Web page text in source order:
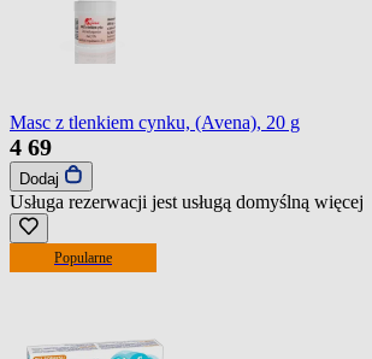
Masc z tlenkiem cynku, (Avena), 20 g
4 69
Dodaj
Usługa rezerwacji jest usługą domyślną więcej
Popularne